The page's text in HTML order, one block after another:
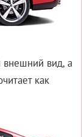
внешний вид, а
как